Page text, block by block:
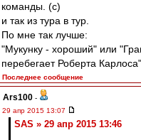
команды. (с)
и так из тура в тур.
По мне так лучше:
"Мукунку - хороший" или
перебегает Роберта
Последнее сообщение
Ars100 -
29 апр 2015 13:07
SAS » 29 апр 2015 13:46